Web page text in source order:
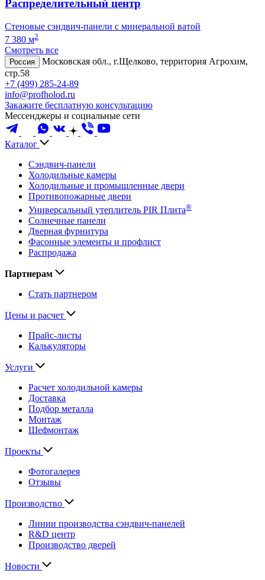
Распределительный центр
Стеновые сэндвич-панели с минеральной ватой
7 380 м2
Смотреть все
Россия
Московская обл., г.Щелково, территория Агрохим,
стр.58
+7 (499) 285-24-89
info@profholod.ru
Закажите бесплатную консультацию
Мессенджеры и социальные сети
Каталог
Сэндвич-панели
Холодильные камеры
Холодильные и промышленные двери
Противопожарные двери
Универсальный утеплитель PIR Плита®
Солнечные панели
Дверная фурнитура
Фасонные элементы и профлист
Распродажа
Партнерам
Стать партнером
Цены и расчет
Прайс-листы
Калькуляторы
Услуги
Расчет холодильной камеры
Доставка
Подбор металла
Монтаж
Шефмонтаж
Проекты
Фотогалерея
Отзывы
Производство
Линии производства сэндвич-панелей
R&D центр
Производство дверей
Новости